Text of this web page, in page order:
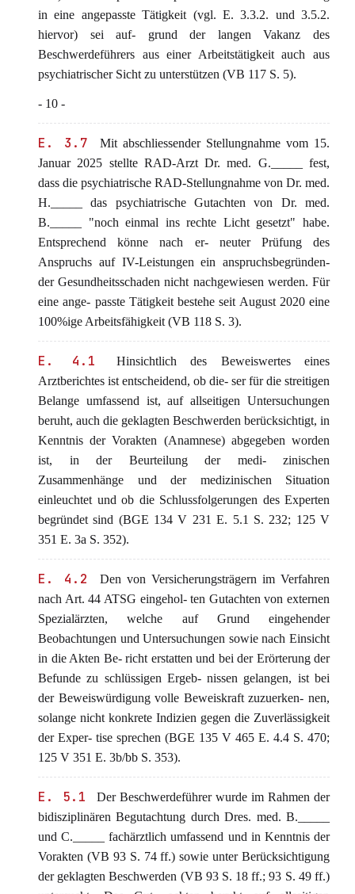
in eine angepasste Tätigkeit (vgl. E. 3.3.2. und 3.5.2.
hiervor) sei auf- grund der langen Vakanz des
Beschwerdeführers aus einer Arbeitstätigkeit auch aus
psychiatrischer Sicht zu unterstützen (VB 117 S. 5).
- 10 -
E. 3.7
Mit abschliessender Stellungnahme vom 15.
Januar 2025 stellte RAD-Arzt Dr. med. G._____ fest,
dass die psychiatrische RAD-Stellungnahme von Dr. med.
H._____ das psychiatrische Gutachten von Dr. med.
B._____ "noch einmal ins rechte Licht gesetzt" habe.
Entsprechend könne nach er- neuter Prüfung des
Anspruchs auf IV-Leistungen ein anspruchsbegründen-
der Gesundheitsschaden nicht nachgewiesen werden. Für
eine ange- passte Tätigkeit bestehe seit August 2020 eine
100%ige Arbeitsfähigkeit (VB 118 S. 3).
E. 4.1
Hinsichtlich des Beweiswertes eines
Arztberichtes ist entscheidend, ob die- ser für die streitigen
Belange umfassend ist, auf allseitigen Untersuchungen
beruht, auch die geklagten Beschwerden berücksichtigt, in
Kenntnis der Vorakten (Anamnese) abgegeben worden
ist, in der Beurteilung der medi- zinischen
Zusammenhänge und der medizinischen Situation
einleuchtet und ob die Schlussfolgerungen des Experten
begründet sind (BGE 134 V 231 E. 5.1 S. 232; 125 V
351 E. 3a S. 352).
E. 4.2
Den von Versicherungsträgern im Verfahren
nach Art. 44 ATSG eingehol- ten Gutachten von externen
Spezialärzten, welche auf Grund eingehender
Beobachtungen und Untersuchungen sowie nach Einsicht
in die Akten Be- richt erstatten und bei der Erörterung der
Befunde zu schlüssigen Ergeb- nissen gelangen, ist bei
der Beweiswürdigung volle Beweiskraft zuzuerken- nen,
solange nicht konkrete Indizien gegen die Zuverlässigkeit
der Exper- tise sprechen (BGE 135 V 465 E. 4.4 S. 470;
125 V 351 E. 3b/bb S. 353).
E. 5.1
Der Beschwerdeführer wurde im Rahmen der
bidisziplinären Begutachtung durch Dres. med. B._____
und C._____ fachärztlich umfassend und in Kenntnis der
Vorakten (VB 93 S. 74 ff.) sowie unter Berücksichtigung
der geklagten Beschwerden (VB 93 S. 18 ff.; 93 S. 49 ff.)